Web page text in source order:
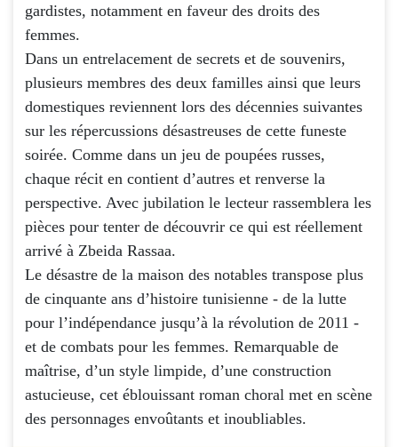
gardistes, notamment en faveur des droits des
femmes.
Dans un entrelacement de secrets et de souvenirs,
plusieurs membres des deux familles ainsi que leurs
domestiques reviennent lors des décennies suivantes
sur les répercussions désastreuses de cette funeste
soirée. Comme dans un jeu de poupées russes,
chaque récit en contient d’autres et renverse la
perspective. Avec jubilation le lecteur rassemblera les
pièces pour tenter de découvrir ce qui est réellement
arrivé à Zbeida Rassaa.
Le désastre de la maison des notables transpose plus
de cinquante ans d’histoire tunisienne - de la lutte
pour l’indépendance jusqu’à la révolution de 2011 -
et de combats pour les femmes. Remarquable de
maîtrise, d’un style limpide, d’une construction
astucieuse, cet éblouissant roman choral met en scène
des personnages envoûtants et inoubliables.